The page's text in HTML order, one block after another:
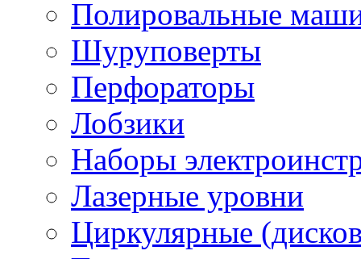
Полировальные
Шуруповерты
Перфораторы
Лобзики
Наборы
Лазерные уровни
Циркулярные